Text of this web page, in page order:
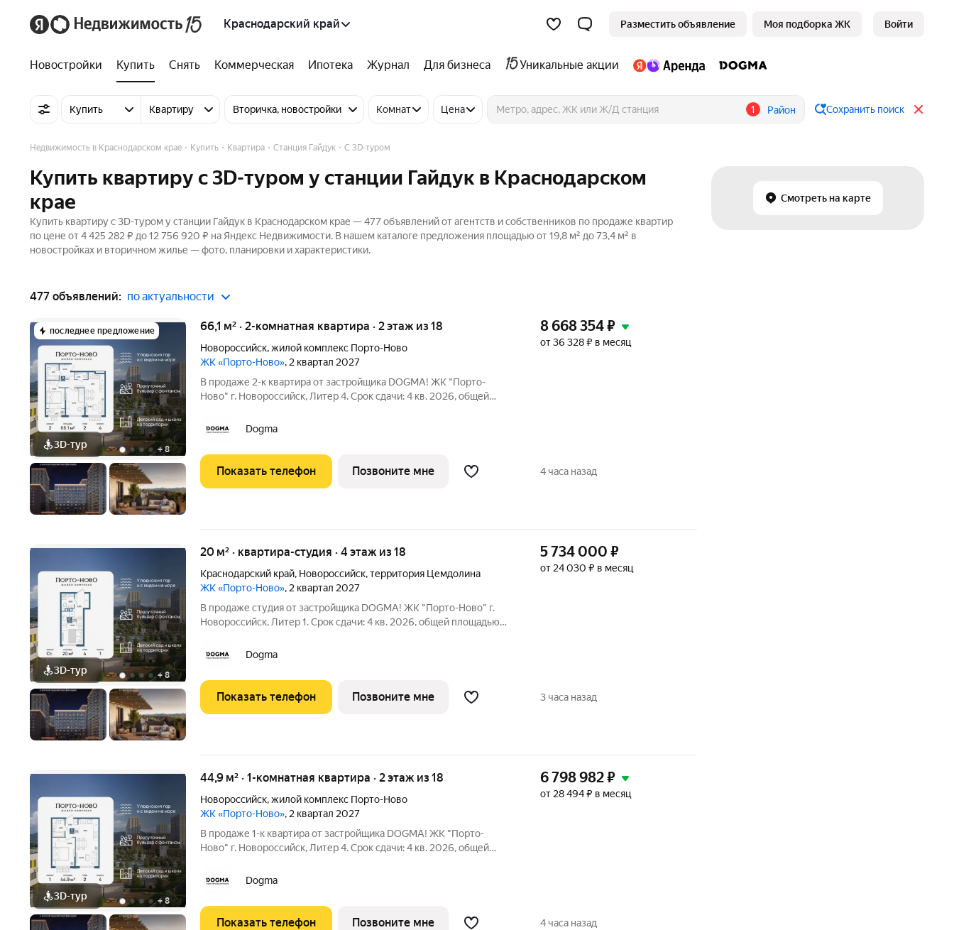
Краснодарский край Разместить объявление Моя подборка ЖК Войти
Новостройки Купить Снять Коммерческая Ипотека Журнал Для бизнеса Уникальные акции
Купить Квартиру Вторичка, новостройки Комнат Цена 1 Район Сохранить поиск
Смотреть на карте
Недвижимость в Краснодарском крае Купить Квартира Станция Гайдук C 3D-туром
Купить квартиру c 3D-туром у станции Гайдук в Краснодарском
крае
Купить квартиру c 3D-туром у станции Гайдук в Краснодарском крае — 477 объявлений от агентств и собственников по продаже квартир
по цене от 4 425 282 ₽ до 12 756 920 ₽ на Яндекс Недвижимости. В нашем каталоге предложения площадью от 19,8 м² до 73,4 м² в
новостройках и вторичном жилье — фото, планировки и характеристики.
477 объявлений: по актуальности
последнее предложение
3D-тур + 8
66,1 м² · 2-комнатная квартира · 2 этаж из 18
Новороссийск,жилой комплекс Порто-Ново
ЖК «Порто-Ново», 2 квартал 2027
В продаже 2-к квартира от застройщика DOGMA! ЖК "Порто-
Ново" г. Новороссийск, Литер 4. Срок сдачи: 4 кв. 2026, общей
комфортной жизни. Место, где шум Чёрного моря становится
Dogma
8 668 354₽
от 36 328 ₽ в месяц
Показать телефон Позвоните мне 4 часа назад
3D-тур + 8
20 м² · квартира-студия · 4 этаж из 18
Краснодарский край, Новороссийск,территория Цемдолина
ЖК «Порто-Ново», 2 квартал 2027
В продаже студия от застройщика DOGMA! ЖК "Порто-Ново" г.
Новороссийск, Литер 1. Срок сдачи: 4 кв. 2026, общей площадью
комфортной жизни. Место, где шум Чёрного моря становится
Dogma
5 734 000 ₽
от 24 030 ₽ в месяц
Показать телефон Позвоните мне 3 часа назад
3D-тур + 8
44,9 м² · 1-комнатная квартира · 2 этаж из 18
Новороссийск,жилой комплекс Порто-Ново
ЖК «Порто-Ново», 2 квартал 2027
В продаже 1-к квартира от застройщика DOGMA! ЖК "Порто-
Ново" г. Новороссийск, Литер 4. Срок сдачи: 4 кв. 2026, общей
комфортной жизни. Место, где шум Чёрного моря становится
Dogma
6 798 982₽
от 28 494 ₽ в месяц
Показать телефон Позвоните мне 4 часа назад